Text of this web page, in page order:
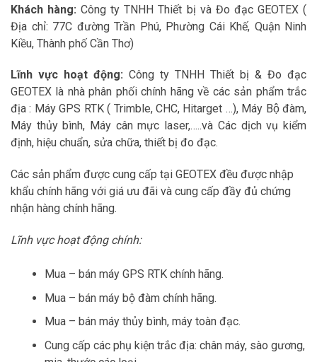
Khách hàng:Công ty TNHH Thiết bị và Đo đạc GEOTEX (
Địa chỉ: 77C đường Trần Phú, Phường Cái Khế, Quận Ninh
Kiều, Thành phố Cần Thơ)
Lĩnh vực hoạt động: Công ty TNHH Thiết bị & Đo đạc
GEOTEX là nhà phân phối chính hãng về các sản phẩm trắc
địa : Máy GPS RTK ( Trimble, CHC, Hitarget …), Máy Bộ đàm,
Máy thủy bình, Máy cân mực laser,…..và Các dịch vụ kiểm
định, hiệu chuẩn, sửa chữa, thiết bị đo đạc.
Các sản phẩm được cung cấp tại GEOTEX đều được nhập
khẩu chính hãng với giá ưu đãi và cung cấp đầy đủ chứng
nhận hàng chính hãng.
Lĩnh vực hoạt động chính:
Mua – bán máy GPS RTK chính hãng.
Mua – bán máy bộ đàm chính hãng.
Mua – bán máy thủy bình, máy toàn đạc.
Cung cấp các phụ kiện trắc địa: chân máy, sào gương,